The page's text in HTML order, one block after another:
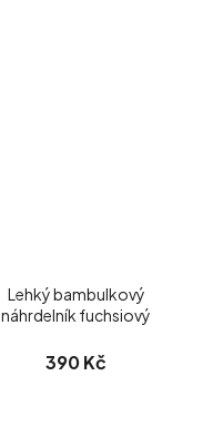
Lehký bambulkový
náhrdelník fuchsiový
390 Kč